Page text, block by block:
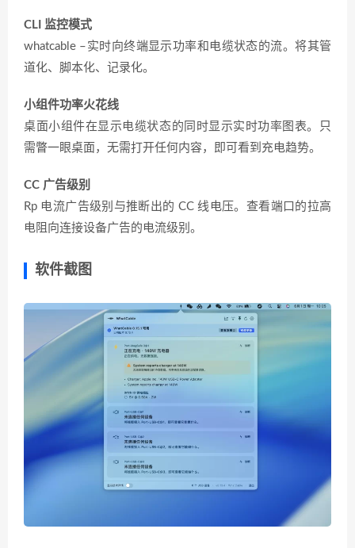
CLI 监控模式
whatcable –实时向终端显示功率和电缆状态的流。将其管
道化、脚本化、记录化。
小组件功率火花线
桌面小组件在显示电缆状态的同时显示实时功率图表。只
需瞥一眼桌面，无需打开任何内容，即可看到充电趋势。
CC 广告级别
Rp 电流广告级别与推断出的 CC 线电压。查看端口的拉高
电阻向连接设备广告的电流级别。
软件截图